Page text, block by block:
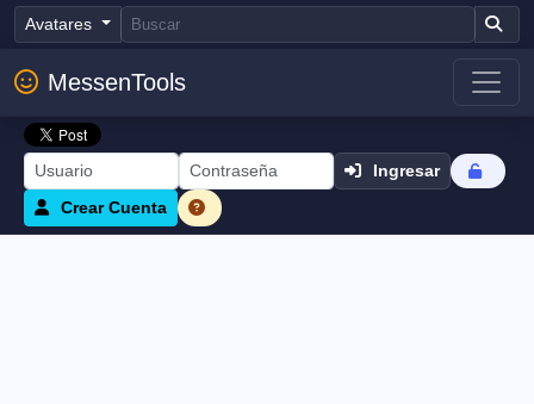
Avatares
MessenTools
Ingresar
Crear Cuenta